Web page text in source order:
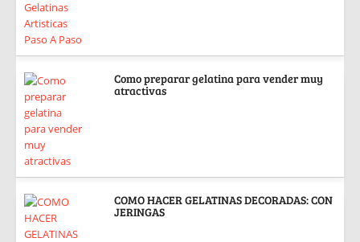
Como preparar gelatina para vender muy
atractivas
COMO HACER GELATINAS DECORADAS: CON
JERINGAS